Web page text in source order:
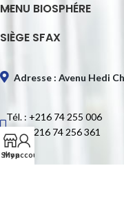
MENU BIOSPHÉRE
SIÈGE SFAX
Adresse : Avenu Hedi
Tél. : +216 74 255 006
Fax : +216 74 256 361
E-mail :
Shop
My account